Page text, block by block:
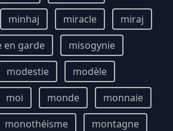
minhaj miracle
miraj
en garde
misogynie
modestie
modèle
moi monde
monnaie
monothéisme
montagne